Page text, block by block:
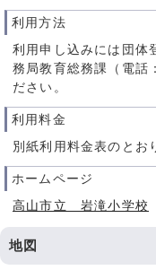
利用方法
利用申し込みには団体
務局教育総務課（電話
ださい。
利用料金
別紙利用料金表のとお
ホームページ
高山市立 岩滝小学校
地図